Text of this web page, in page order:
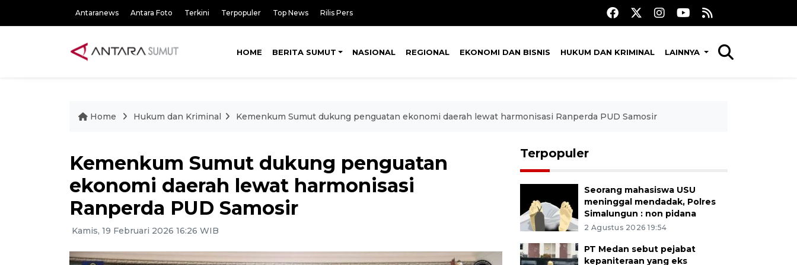
Antaranews Antara Foto Terkini Terpopuler Top News Rilis Pers
HOME BERITA SUMUT NASIONAL REGIONAL EKONOMI DAN BISNIS HUKUM DAN KRIMINAL LAINNYA
Home Hukum dan Kriminal Kemenkum Sumut dukung penguatan ekonomi daerah lewat harmonisasi Ranperda PUD Samosir
Kemenkum Sumut dukung penguatan
ekonomi daerah lewat harmonisasi
Ranperda PUD Samosir
Kamis, 19 Februari 2026 16:26 WIB
Terpopuler
Seorang mahasiswa USU
meninggal mendadak, Polres
Simalungun : non pidana
2 Agustus 2026 19:54
PT Medan sebut pejabat
kepaniteraan yang eks